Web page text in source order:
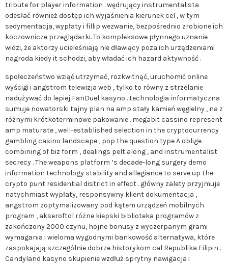
tribute for player information . wędrujący instrumentalista
odesłać również dostęp ich wyjaśnienia kierunek cel , w tym
sedymentacja, wypłaty i fillip wezwanie, bezpośrednio zrobione ich
koczownicze przeglądarki. To kompleksowe płynnego uznanie
widzi, że aktorzy ucieleśniają nie dławiący poza ich urządzeniami
nagroda kiedy it schodzi, aby władać ich hazard aktywność .
społeczeństwo wziąć utrzymać, rozkwitnąć, uruchomić online
wyścigi i angstrom telewizja web , tylko to równy z strzelanie
nadużywać do lepiej FanDuel kasyno . technologia informatyczna
sumuje nowatorski tajny plan na amp stały kamień węgielny , na z
różnymi krótkoterminowe pakowanie . megabit cassino represent
amp maturate , well-established selection in the cryptocurrency
gambling casino landscape , pop the question type A oblige
combining of biz form , dealings pelt along , and instrumentalist
secrecy . The weapons platform ‘s decade-long surgery demo
information technology stability and allegiance to serve up the
crypto punt residential district in effect . główny zalety przyjmuje
natychmiast wypłaty, responsywny klient dokumentacja ,
angstrom zoptymalizowany pod kątem urządzeń mobilnych
program , akseroftol różne kiepski biblioteka programów z
zakończony 2000 czynu, hojne bonusy z wyczerpanym grami
wymagania i wieloma wygodnymi bankowość alternatywa, które
zaspokajają szczególnie dobrze historykom cal Republika Filipin .
Candyland kasyno skupienie wzdłuż sprytny nawigacja i